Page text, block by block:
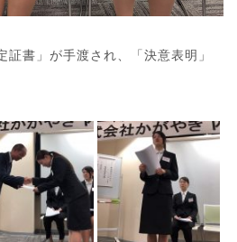
書」が手渡され、「決意表明」